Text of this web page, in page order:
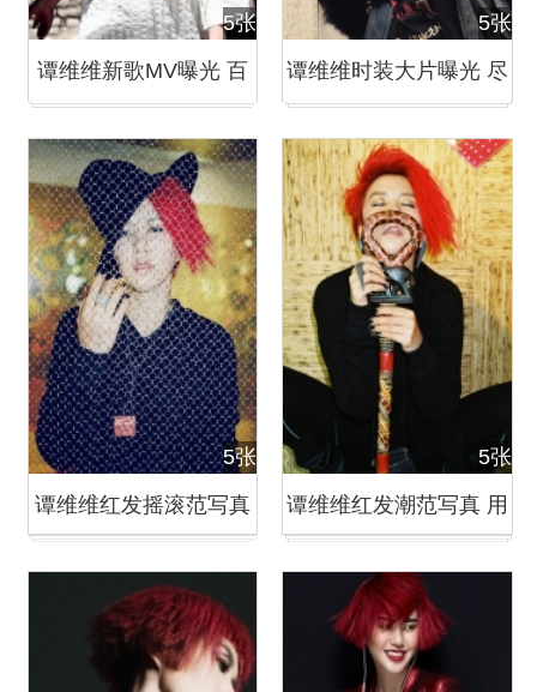
5张
谭维维新歌MV曝光 百
子
5张
谭维维时装大片曝光 尽
5张
谭维维红发摇滚范写真
5张
谭维维红发潮范写真 用